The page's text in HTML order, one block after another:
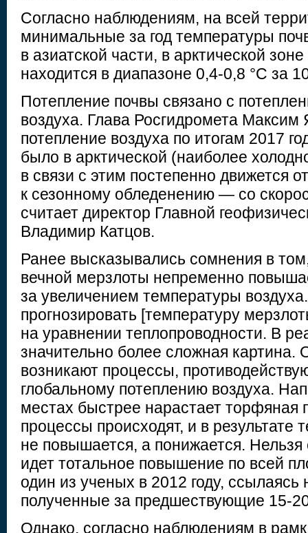
Согласно наблюдениям, на всей
минимальные за год температуры
в азиатской части, в арктической
находится в диапазоне 0,4-0,8 °C за
Потепление почвы связано с
воздуха. Глава Росгидромета Максим
потепление воздуха по итогам 2017
было в арктической (наиболее
в связи с этим постепенно движется
к сезонному обледенению — со
считает директор Главной
Владимир Катцов.
Ранее высказывались сомнения в
вечной мерзлоты непременно
за увеличением температуры
прогнозировать [температуру
на уравнении теплопроводности. В
значительно более сложная картина.
возникают процессы,
глобальному потеплению воздуха.
местах быстрее нарастает торфяная
процессы происходят, и в результате
не повышается, а понижается. Нельзя
идет тотальное повышение по всей
один из ученых в 2012 году,
полученные за предшествующие 15-
Однако, согласно наблюдениям в